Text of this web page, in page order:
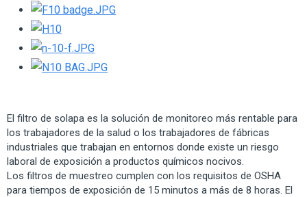
El filtro de solapa es la solución de monitoreo más rentable para
los trabajadores de la salud o los trabajadores de fábricas
industriales que trabajan en entornos donde existe un riesgo
laboral de exposición a productos químicos nocivos.
Los filtros de muestreo cumplen con los requisitos de OSHA
para tiempos de exposición de 15 minutos a más de 8 horas. El